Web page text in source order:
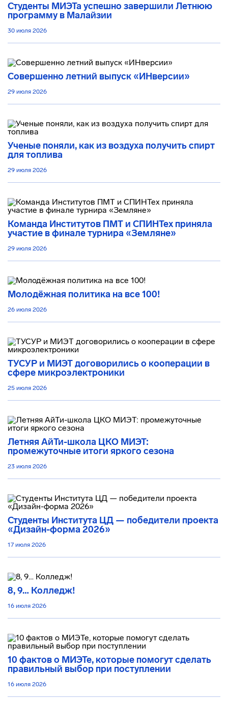
Студенты МИЭТа успешно завершили Летнюю
программу в Малайзии
30 июля 2026
Совершенно летний выпуск «ИНверсии»
29 июля 2026
Ученые поняли, как из воздуха получить спирт
для топлива
29 июля 2026
Команда Институтов ПМТ и СПИНТех приняла
участие в финале турнира «Земляне»
29 июля 2026
Молодёжная политика на все 100!
26 июля 2026
ТУСУР и МИЭТ договорились о кооперации в
сфере микроэлектроники
25 июля 2026
Летняя АйТи-школа ЦКО МИЭТ:
промежуточные итоги яркого сезона
23 июля 2026
Студенты Института ЦД — победители проекта
«Дизайн-форма 2026»
17 июля 2026
8, 9… Колледж!
16 июля 2026
10 фактов о МИЭТе, которые помогут сделать
правильный выбор при поступлении
16 июля 2026